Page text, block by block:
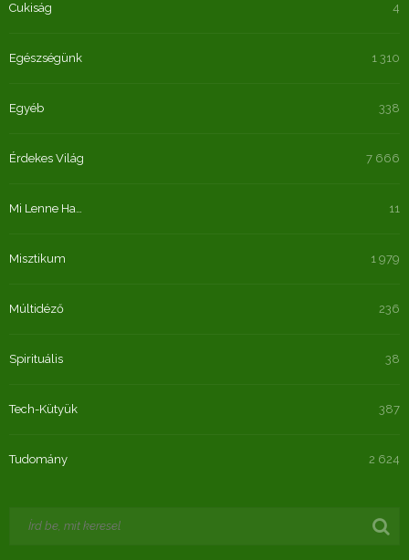
Cukiság 4
Egészségünk 1 310
Egyéb 338
Érdekes Világ 7 666
Mi Lenne Ha… 11
Misztikum 1 979
Múltidéző 236
Spirituális 38
Tech-Kütyük 387
Tudomány 2 624